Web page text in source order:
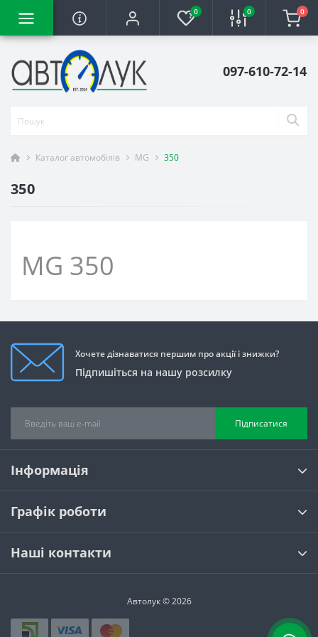
0 0 0
097-610-72-14
Каталог автомобілів MG 350
350
MG 350
Хочете дізнаватися першим про акції і знижки?
Підпишіться на нашу розсилку
Підписатися
Інформація
Графік роботи
Наші контакти
Автолук © 2026